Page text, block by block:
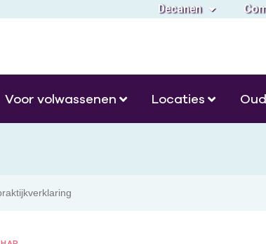
Decanen
Voor volwassenen Locaties